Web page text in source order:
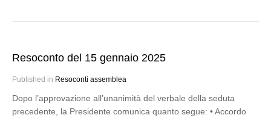
Resoconto del 15 gennaio 2025
Published in Resoconti assemblea
Dopo l’approvazione all’unanimità del verbale della seduta
precedente, la Presidente comunica quanto segue: • Accordo